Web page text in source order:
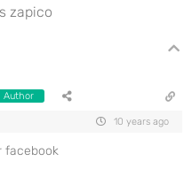
zapico
Author
10 years ago
facebook